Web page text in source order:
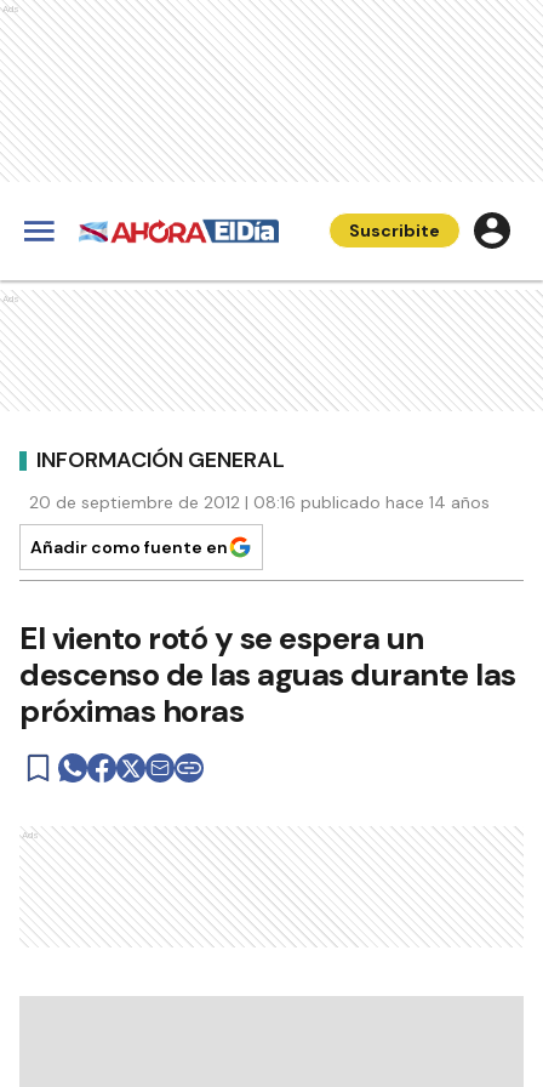
Ads
Suscribite
Ads
INFORMACIÓN GENERAL
20 de septiembre de 2012 | 08:16 publicado hace 14 años
Añadir como fuente en
El viento rotó y se espera un
descenso de las aguas durante las
próximas horas
Ads